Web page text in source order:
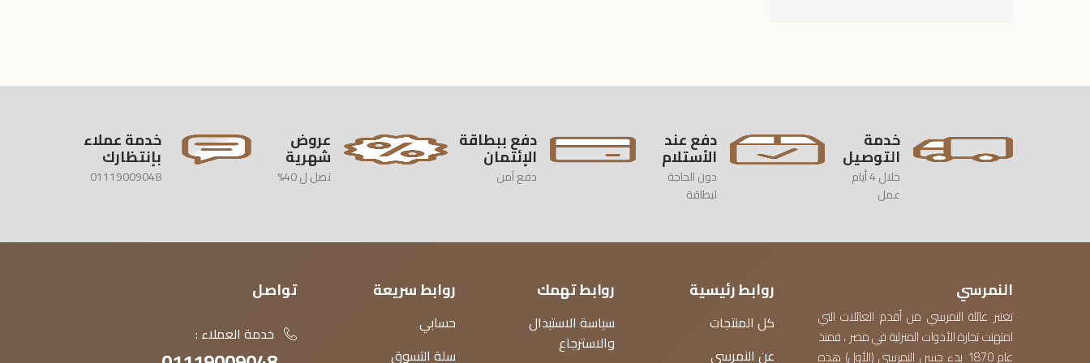
خدمة
التوصيل
خلال 4 أيام
عمل
دفع عند
الأستلام
دون الحاجة
لبطاقة
دفع ببطاقة
الإئتمان
دفع آمن
عروض
شهرية
تصل ل 40%
خدمة عملاء
بإنتظارك
01119009048
النمرسي
تعتبر عائلة النمرسي من أقدم العائلات التي
امتهنت تجارة الأدوات المنزلية في مصر ، فمنذ
عام 1870 بدء حسن النمرسي (الأول) هذه
روابط رئيسية
كل المنتجات
عن النمرسي
روابط تهمك
سياسة الاستبدال
والاسترجاع
روابط سريعة
حسابي
سلة التسوق
تواصل
خدمة العملاء :